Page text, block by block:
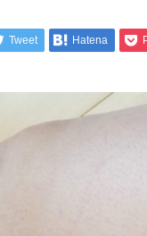
Tweet Hatena